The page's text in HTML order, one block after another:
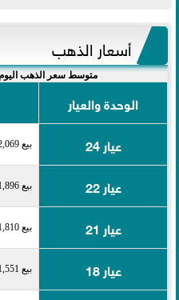
أسعار الذهب
متوسط سعر الذهب اليوم
الوحدة والعيار
عيار 24
بيع 2,069 شراء 2,114
عيار 22 بيع 1,896 شراء 1,938
عيار 21 بيع 1,810 شراء 1,850
عيار 18 بيع 1,551 شراء 1,586